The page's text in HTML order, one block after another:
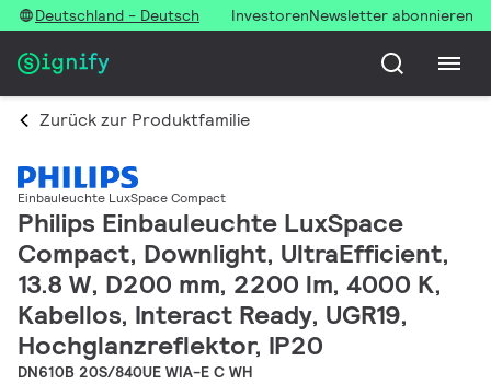
Deutschland - Deutsch InvestorenNewsletter abonnieren
Zurück zur Produktfamilie
Einbauleuchte LuxSpace Compact
Philips Einbauleuchte LuxSpace
Compact, Downlight, UltraEfficient,
13.8 W, D200 mm, 2200 lm, 4000 K,
Kabellos, Interact Ready, UGR19,
Hochglanzreflektor, IP20
DN610B 20S/840UE WIA-E C WH